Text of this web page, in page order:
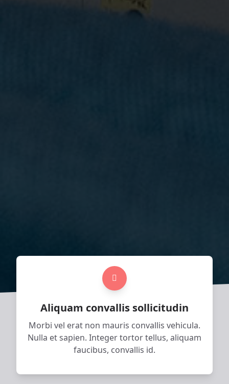
Aliquam convallis sollicitudin
Morbi vel erat non mauris convallis vehicula.
Nulla et sapien. Integer tortor tellus, aliquam
faucibus, convallis id.